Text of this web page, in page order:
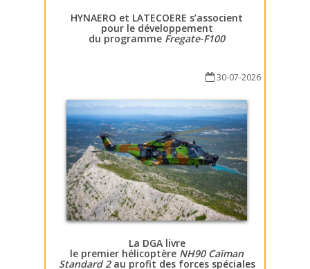
HYNAERO et LATECOERE s’associent
pour le développement
du programme Fregate-F100
30-07-2026
La DGA livre
le premier hélicoptère NH90 Caïman
Standard 2au profit des forces spéciales